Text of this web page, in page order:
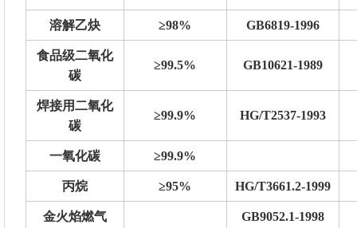
溶解乙炔 ≥98% GB6819-1996
食品级二氧化
碳
≥99.5% GB10621-1989
焊接用二氧化
碳
≥99.9% HG/T2537-1993
一氧化碳 ≥99.9%
丙烷 ≥95% HG/T3661.2-1999
金火焰燃气 GB9052.1-1998